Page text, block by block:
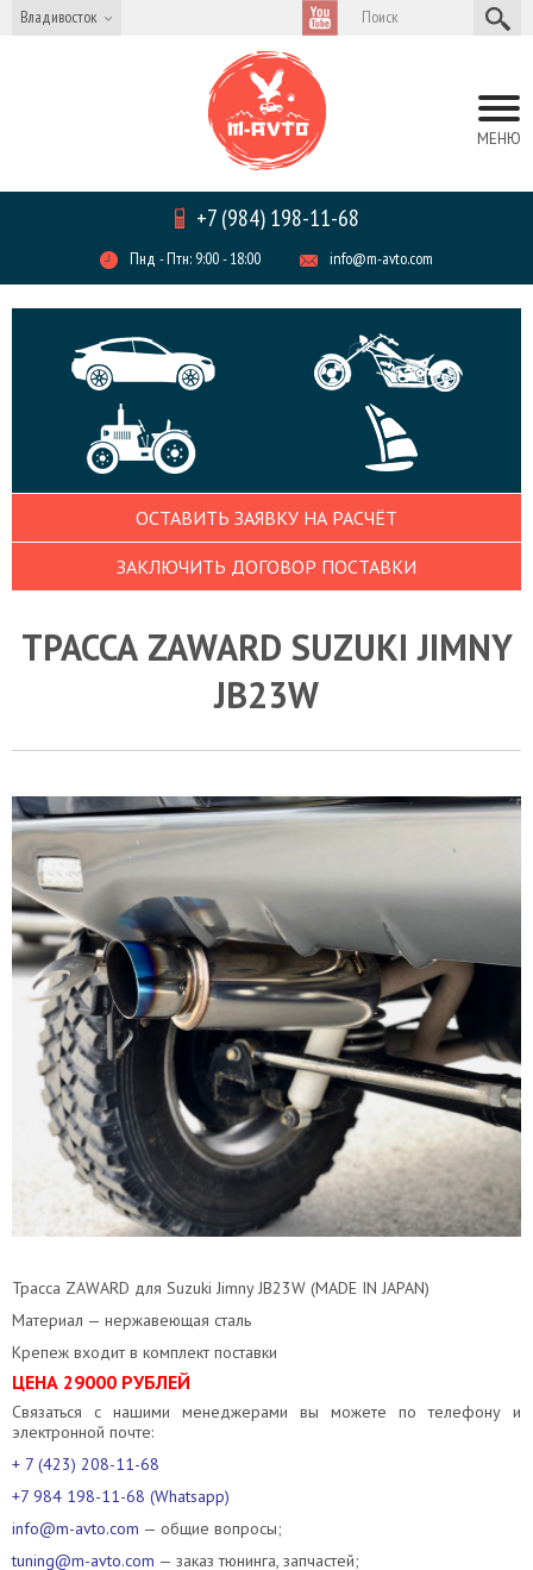
Владивосток
МЕНЮ
Пнд - Птн: 9:00 - 18:00 info@m-avto.com
+7 (984) 198-11-68
ОСТАВИТЬ ЗАЯВКУ НА РАСЧЁТ
ЗАКЛЮЧИТЬ ДОГОВОР ПОСТАВКИ
ТРАССА ZAWARD SUZUKI JIMNY
JB23W
Трасса ZAWARD для Suzuki Jimny JB23W (MADE IN JAPAN)
Материал — нержавеющая сталь
Крепеж входит в комплект поставки
ЦЕНА 29000 РУБЛЕЙ
Связаться с нашими менеджерами вы можете по телефону и
электронной почте:
+ 7 (423) 208-11-68
+7 984 198-11-68 (Whatsapp)
info@m-avto.com — общие вопросы;
tuning@m-avto.com — заказ тюнинга, запчастей;